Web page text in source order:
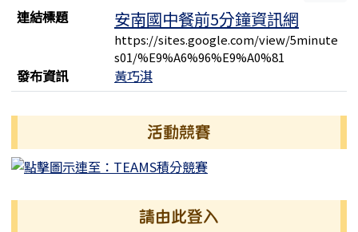
連結列表
連結標題 安南國中餐前5分鐘資訊網
https://sites.google.com/view/5minute
s01/%E9%A6%96%E9%A0%81
發布資訊 黃巧淇
活動競賽
請由此登入